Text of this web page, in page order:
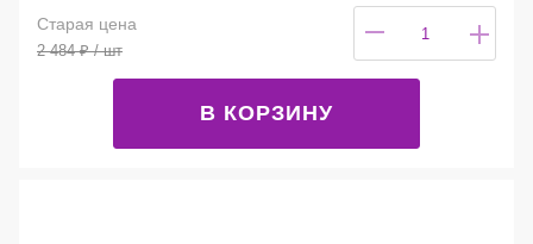
Старая цена
2 484₽/ шт
В КОРЗИНУ